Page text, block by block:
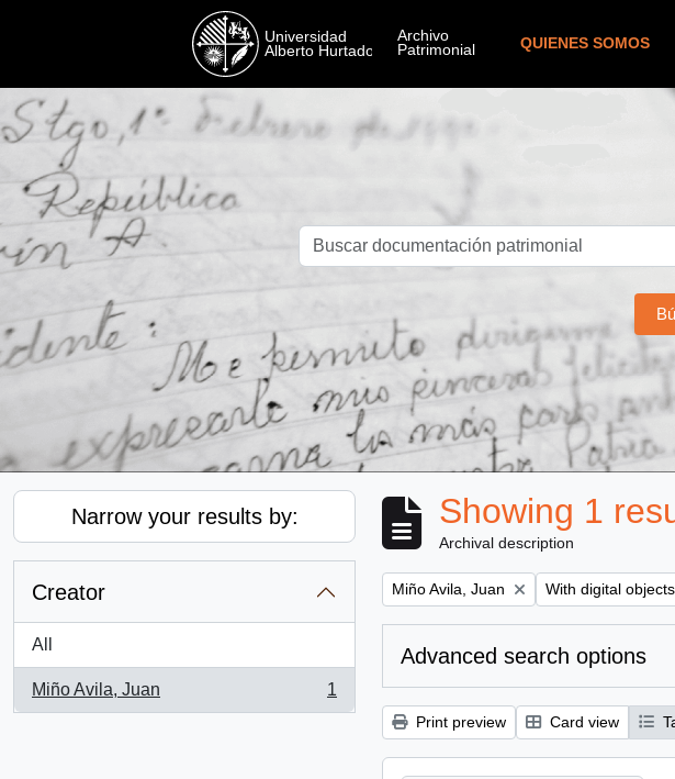
QUIENES SOMOS
Narrow your results by:
Creator
All
Miño Avila, Juan
, 1 results
1
Showing 1
Archival description
Remove filter:
Miño Avila, Juan Remove filter:
With digital objects
Advanced search options
Print preview Card view